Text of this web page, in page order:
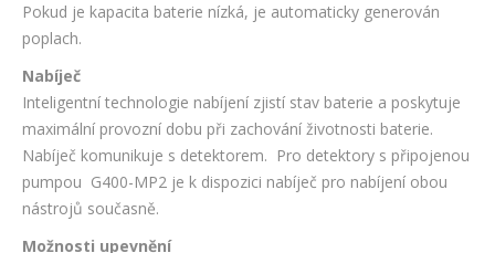
Pokud je kapacita baterie nízká, je automaticky generován
poplach.
Nabíječ
Inteligentní technologie nabíjení zjistí stav baterie a poskytuje
maximální provozní dobu při zachování životnosti baterie.
Nabíječ komunikuje s detektorem. Pro detektory s připojenou
pumpou G400-MP2 je k dispozici nabíječ pro nabíjení obou
nástrojů současně.
Možnosti upevnění